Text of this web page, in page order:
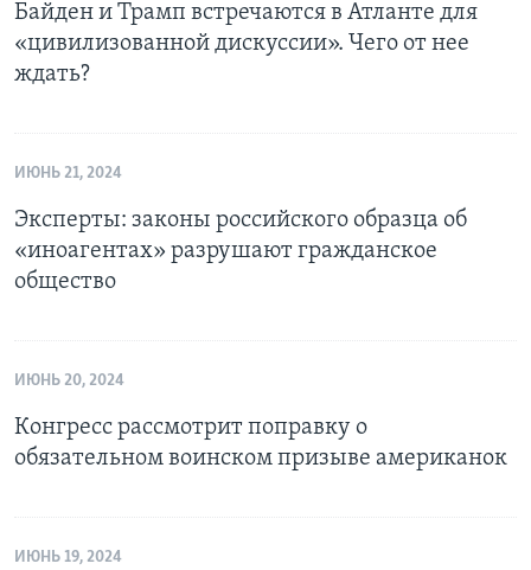
Байден и Трамп встречаются в Атланте для
«цивилизованной дискуссии». Чего от нее
ждать?
ИЮНЬ 21, 2024
Эксперты: законы российского образца об
«иноагентах» разрушают гражданское
общество
ИЮНЬ 20, 2024
Конгресс рассмотрит поправку о
обязательном воинском призыве американок
ИЮНЬ 19, 2024